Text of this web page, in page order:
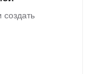
создать